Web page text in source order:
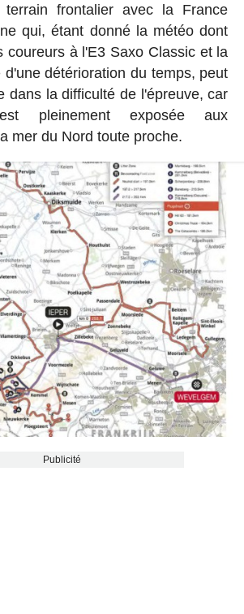
terrain frontalier avec la France
qui, étant donné la météo dont
coureurs à l'E3 Saxo Classic et la
d'une détérioration du temps, peut
dans la difficulté de l'épreuve, car
pleinement exposée aux
mer du Nord toute proche.
Publicité